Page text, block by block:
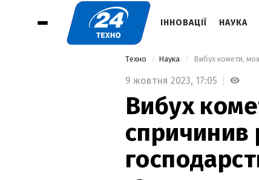
ІННОВАЦІЇ НАУКА
Техно Наука
9 жовтня 2023, 17:05
Вибух
спричинив